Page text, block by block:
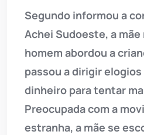
Segundo informou a
Achei Sudoeste, a
homem abordou a
passou a dirigir
dinheiro para tentar
Preocupada com a
estranha, a mãe se